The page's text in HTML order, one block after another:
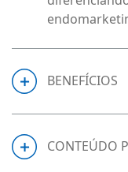
BENEFÍCIOS
CONTEÚDO